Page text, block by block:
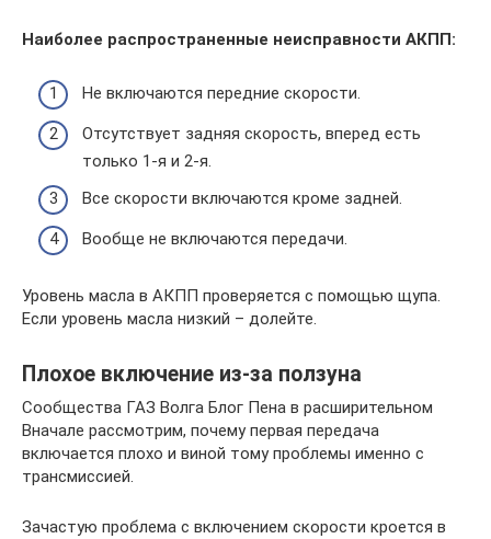
Наиболее распространенные неисправности АКПП:
Не включаются передние скорости.
Отсутствует задняя скорость, вперед есть
только 1-я и 2-я.
Все скорости включаются кроме задней.
Вообще не включаются передачи.
Уровень масла в АКПП проверяется с помощью щупа.
Если уровень масла низкий – долейте.
Плохое включение из-за ползуна
Сообщества ГАЗ Волга Блог Пена в расширительном
Вначале рассмотрим, почему первая передача
включается плохо и виной тому проблемы именно с
трансмиссией.
Зачастую проблема с включением скорости кроется в